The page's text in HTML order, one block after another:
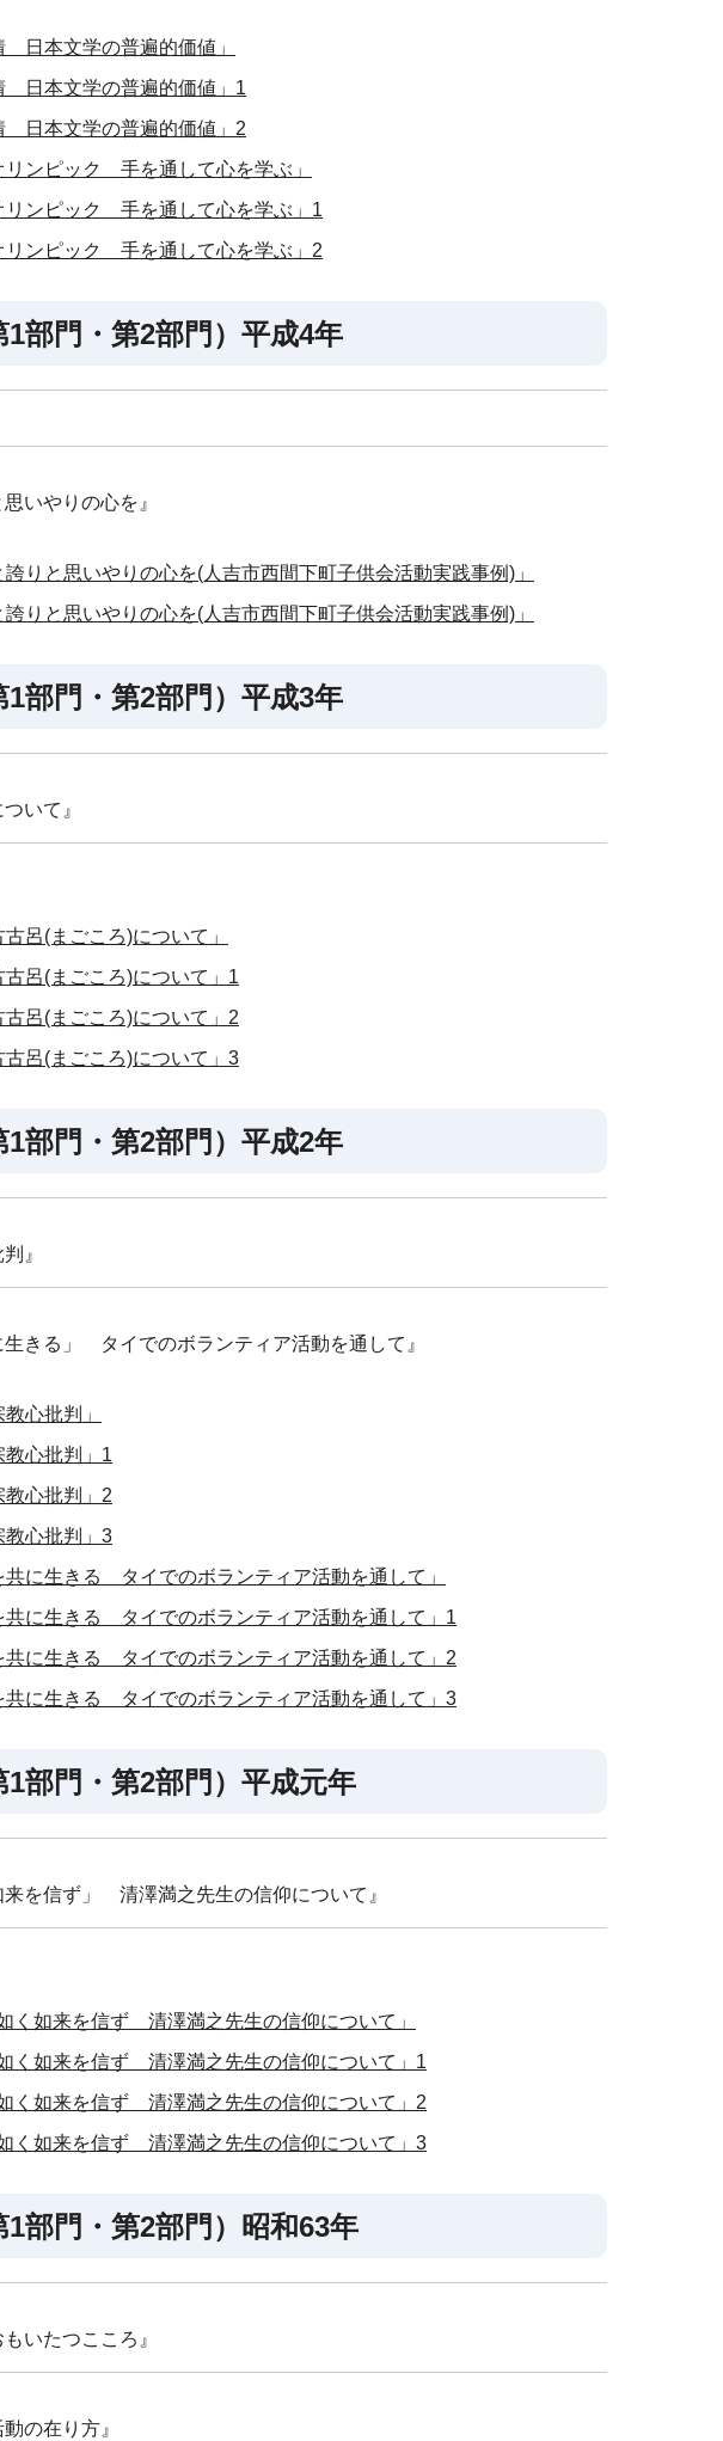
日本文学の普遍的価値」
日本文学の普遍的価値」1
日本文学の普遍的価値」2
ンピック 手を通して心を学ぶ」
ンピック 手を通して心を学ぶ」1
ンピック 手を通して心を学ぶ」2
部門・第2部門）平成4年
いやりの心を』
りと思いやりの心を(人吉市西間下町子供会活動実践事例)」
りと思いやりの心を(人吉市西間下町子供会活動実践事例)」
部門・第2部門）平成3年
いて』
呂(まごころ)について」
呂(まごころ)について」1
呂(まごころ)について」2
呂(まごころ)について」3
部門・第2部門）平成2年
』
生きる」 タイでのボランティア活動を通して』
心批判」
心批判」1
心批判」2
心批判」3
に生きる タイでのボランティア活動を通して」
に生きる タイでのボランティア活動を通して」1
に生きる タイでのボランティア活動を通して」2
に生きる タイでのボランティア活動を通して」3
部門・第2部門）平成元年
来を信ず」 清澤満之先生の信仰について』
如来を信ず 清澤満之先生の信仰について」
く如来を信ず 清澤満之先生の信仰について」1
く如来を信ず 清澤満之先生の信仰について」2
く如来を信ず 清澤満之先生の信仰について」3
部門・第2部門）昭和63年
いたつこころ』
の在り方』